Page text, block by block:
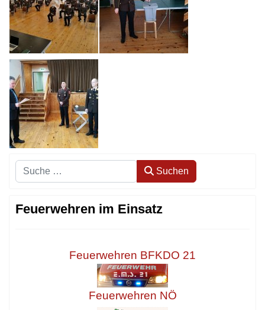
Suchen Suchen
Feuerwehren im Einsatz
Feuerwehren BFKDO 21
Feuerwehren NÖ